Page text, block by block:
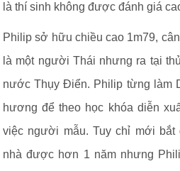
là thí sinh không được đánh giá
Philip sở hữu chiều cao 1m79,
là một người Thái nhưng ra tại
nước Thụy Điển. Philip từng làm
hương để theo học khóa diễn
việc người mẫu. Tuy chỉ mới
nhà được hơn 1 năm nhưng